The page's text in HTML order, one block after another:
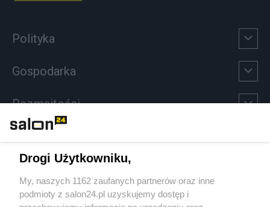
Polityka
Gospodarka
Rozmaitości
Sport
Społeczeństwo
Drogi Użytkowniku,
My, naszych 1162 zaufanych partnerów oraz inne
podmioty z salon24.pl uzyskujemy dostęp i